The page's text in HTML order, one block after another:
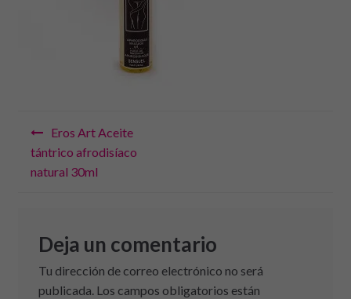
Navegación
de
entradas
Eros Art Aceite
tántrico afrodisíaco
natural 30ml
Deja un comentario
Tu dirección de correo electrónico no será
publicada.Los campos obligatorios están